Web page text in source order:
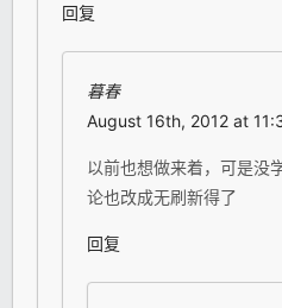
回复
暮春
August 16th, 2012 at
以前也想做来着，可是没
论也改成无刷新得了
回复